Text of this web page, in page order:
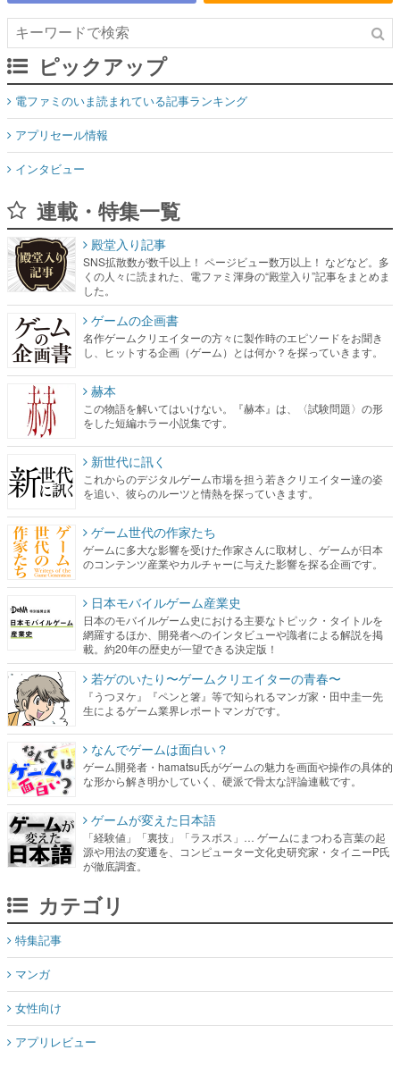
ピックアップ
電ファミのいま読まれている記事ランキング
アプリセール情報
インタビュー
連載・特集一覧
殿堂入り記事
SNS拡散数が数千以上！ ページビュー数万以上！ などなど。多
くの人々に読まれた、電ファミ渾身の“殿堂入り”記事をまとめま
した。
ゲームの企画書
名作ゲームクリエイターの方々に製作時のエピソードをお聞き
し、ヒットする企画（ゲーム）とは何か？を探っていきます。
赫本
この物語を解いてはいけない。『赫本』は、〈試験問題〉の形
をした短編ホラー小説集です。
新世代に訊く
これからのデジタルゲーム市場を担う若きクリエイター達の姿
を追い、彼らのルーツと情熱を探っていきます。
ゲーム世代の作家たち
ゲームに多大な影響を受けた作家さんに取材し、ゲームが日本
のコンテンツ産業やカルチャーに与えた影響を探る企画です。
日本モバイルゲーム産業史
日本のモバイルゲーム史における主要なトピック・タイトルを
網羅するほか、開発者へのインタビューや識者による解説を掲
載。約20年の歴史が一望できる決定版！
若ゲのいたり〜ゲームクリエイターの青春〜
『うつヌケ』『ペンと箸』等で知られるマンガ家・田中圭一先
生によるゲーム業界レポートマンガです。
なんでゲームは面白い？
ゲーム開発者・hamatsu氏がゲームの魅力を画面や操作の具体的
な形から解き明かしていく、硬派で骨太な評論連載です。
ゲームが変えた日本語
「経験値」「裏技」「ラスボス」… ゲームにまつわる言葉の起
源や用法の変遷を、コンピューター文化史研究家・タイニーP氏
が徹底調査。
カテゴリ
特集記事
マンガ
女性向け
アプリレビュー